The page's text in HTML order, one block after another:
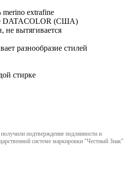
merino extrafine
DATACOLOR (США)
не вытягивается
разнообразие стилей
стирке
подтверждение подлинности и
системе маркировки "Честный Знак"